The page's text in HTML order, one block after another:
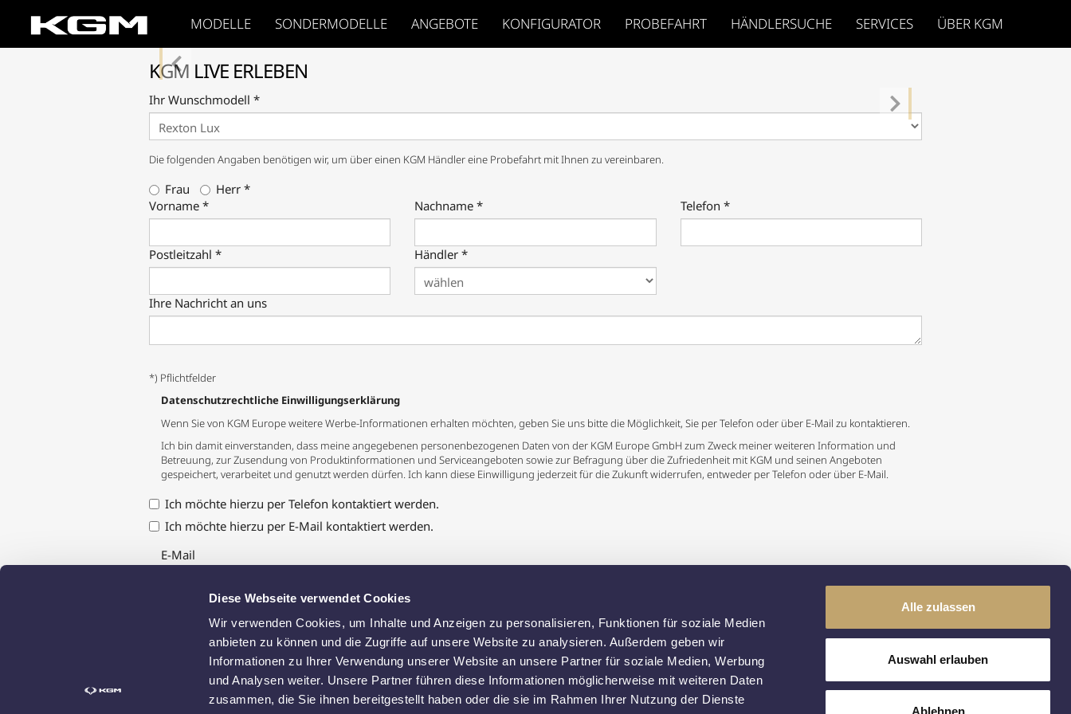
Diese Webseite verwendet Cookies
Wir verwenden Cookies, um Inhalte und Anzeigen zu personalisieren, Funktionen für soziale Medien
anbieten zu können und die Zugriffe auf unsere Website zu analysieren. Außerdem geben wir
Informationen zu Ihrer Verwendung unserer Website an unsere Partner für soziale Medien, Werbung
und Analysen weiter. Unsere Partner führen diese Informationen möglicherweise mit weiteren Daten
zusammen, die Sie ihnen bereitgestellt haben oder die sie im Rahmen Ihrer Nutzung der Dienste
Alle zulassen
Auswahl erlauben
Ablehnen
MODELLE SONDERMODELLE ANGEBOTE KONFIGURATOR PROBEFAHRT HÄNDLERSUCHE SERVICES ÜBER KGM
KGM LIVE ERLEBEN
Ihr Wunschmodell *
Die folgenden Angaben benötigen wir, um über einen KGM Händler eine Probefahrt mit Ihnen zu vereinbaren.
Frau
Herr *
Vorname *
Nachname * Telefon *
Postleitzahl * Händler *
Ihre Nachricht an uns
*) Pflichtfelder
Datenschutzrechtliche Einwilligungserklärung
Wenn Sie von KGM Europe weitere Werbe-Informationen erhalten möchten, geben Sie uns bitte die Möglichkeit, Sie per Telefon oder über E-Mail zu kontaktieren.
Ich bin damit einverstanden, dass meine angegebenen personenbezogenen Daten von der KGM Europe GmbH zum Zweck meiner weiteren Information und
Betreuung, zur Zusendung von Produktinformationen und Serviceangeboten sowie zur Befragung über die Zufriedenheit mit KGM und seinen Angeboten
gespeichert, verarbeitet und genutzt werden dürfen. Ich kann diese Einwilligung jederzeit für die Zukunft widerrufen, entweder per Telefon oder über E-Mail.
Ich möchte hierzu per Telefon kontaktiert werden.
Ich möchte hierzu per E-Mail kontaktiert werden.
E-Mail
Probefahrt anfragen